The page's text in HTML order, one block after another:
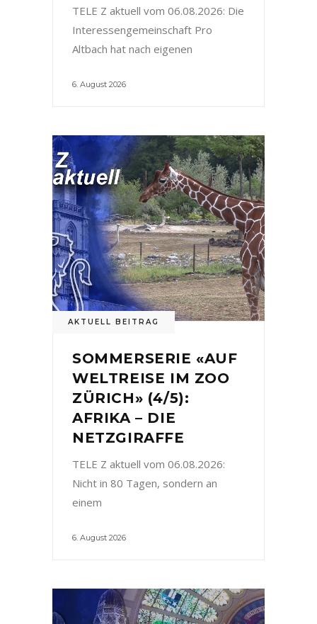
TELE Z aktuell vom 06.08.2026: Die
Interessengemeinschaft Pro
Altbach hat nach eigenen
6. August 2026
AKTUELL BEITRAG
SOMMERSERIE «AUF
WELTREISE IM ZOO
ZÜRICH» (4/5):
AFRIKA – DIE
NETZGIRAFFE
TELE Z aktuell vom 06.08.2026:
Nicht in 80 Tagen, sondern an
einem
6. August 2026